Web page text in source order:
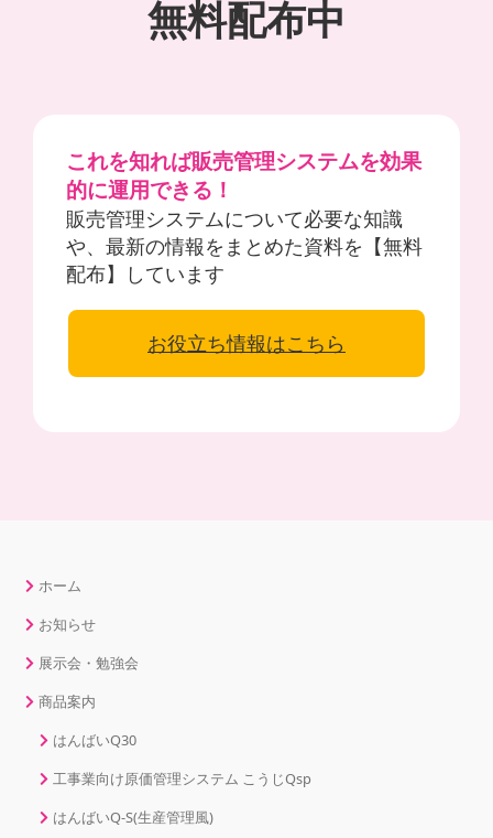
無料配布中
これを知れば販売管理システムを効果
的に運用できる！
販売管理システムについて必要な知識
や、最新の情報をまとめた資料を【無料
配布】しています
お役立ち情報はこちら
ホーム
お知らせ
展示会・勉強会
商品案内
はんばいQ30
工事業向け原価管理システム こうじQsp
はんばいQ-S(生産管理風)